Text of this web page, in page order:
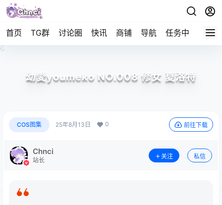
首页 TG群 讨论圈 快讯 商铺 导航 任务中心 帮助
幼愛youmeko NO.008 修女 夏洛特
COS图集 25年8月13日 0 前往下载
Chnci
站长
关注 私信